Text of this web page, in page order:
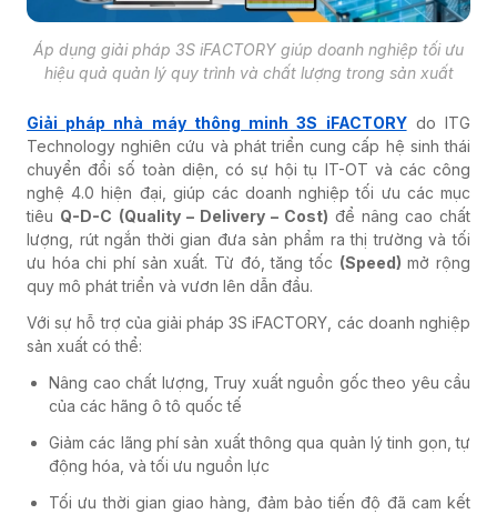
Áp dụng giải pháp 3S iFACTORY giúp doanh nghiệp tối ưu
hiệu quả quản lý quy trình và chất lượng trong sản xuất
Giải pháp nhà máy thông minh 3S iFACTORYdo ITG
Technology nghiên cứu và phát triển cung cấp hệ sinh thái
chuyển đổi số toàn diện, có sự hội tụ IT-OT và các công
nghệ 4.0 hiện đại, giúp các doanh nghiệp tối ưu các mục
tiêu Q-D-C (Quality – Delivery – Cost) để nâng cao chất
lượng, rút ngắn thời gian đưa sản phẩm ra thị trường và tối
ưu hóa chi phí sản xuất. Từ đó, tăng tốc (Speed) mở rộng
quy mô phát triển và vươn lên dẫn đầu.
Với sự hỗ trợ của giải pháp 3S iFACTORY, các doanh nghiệp
sản xuất có thể:
Nâng cao chất lượng, Truy xuất nguồn gốc theo yêu cầu
của các hãng ô tô quốc tế
Giảm các lãng phí sản xuất thông qua quản lý tinh gọn, tự
động hóa, và tối ưu nguồn lực
Tối ưu thời gian giao hàng, đảm bảo tiến độ đã cam kết